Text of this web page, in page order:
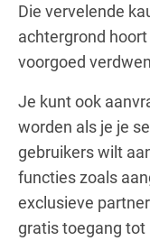
Die vervelende
achtergrond
voorgoed
Je kunt ook
worden als je je
gebruikers wilt
functies zoals
exclusieve
gratis toegang tot